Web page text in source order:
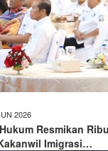
2026
Resmikan
Imigrasi…